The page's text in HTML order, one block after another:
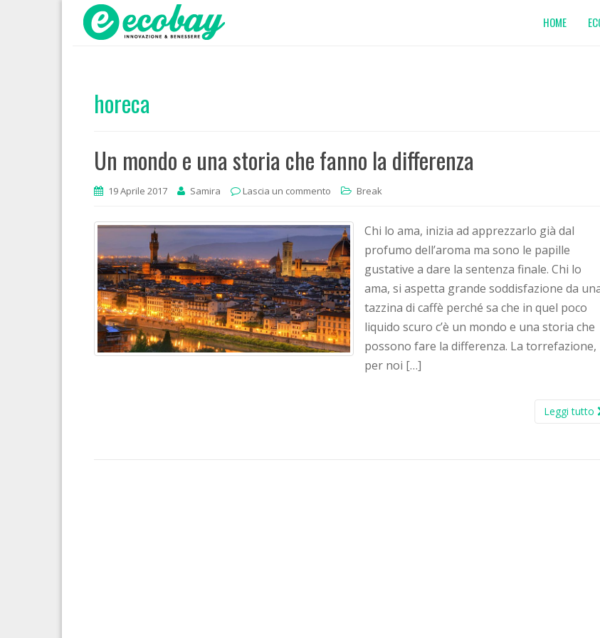
HOME
horeca
Un mondo e una storia che fanno la differenza
19 Aprile 2017 Samira Lascia un commento Break
Chi lo ama, inizia ad apprezzarlo già dal
profumo dell’aroma ma sono le papille
gustative a dare la sentenza finale. Chi lo
ama, si aspetta grande soddisfazione da
tazzina di caffè perché sa che in quel poco
liquido scuro c’è un mondo e una storia che
possono fare la differenza. La torrefazione,
per noi […]
Leggi tutto